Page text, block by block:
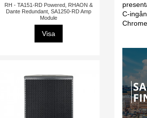
RH - TA151-RD Powered, RHAON &
Dante Redundant, SA1250-RD Amp
Module
Visa
C-